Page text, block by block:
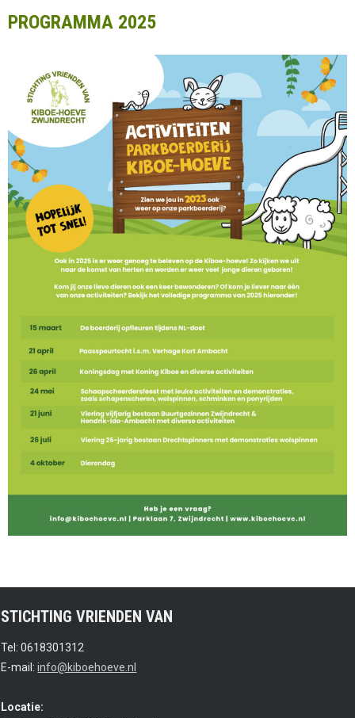
PROGRAMMA 2025
STICHTING VRIENDEN VAN
Tel: 0618301312
E-mail:info@kiboehoeve.nl
Locatie: